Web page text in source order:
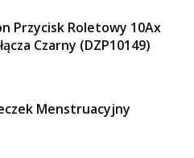
Przycisk Roletowy 10Ax
Czarny (DZP10149)
Menstruacyjny